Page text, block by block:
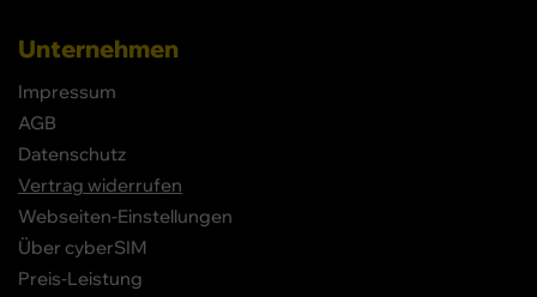
Unternehmen
Impressum
AGB
Datenschutz
Vertrag widerrufen
Webseiten-Einstellungen
Über cyberSIM
Preis-Leistung